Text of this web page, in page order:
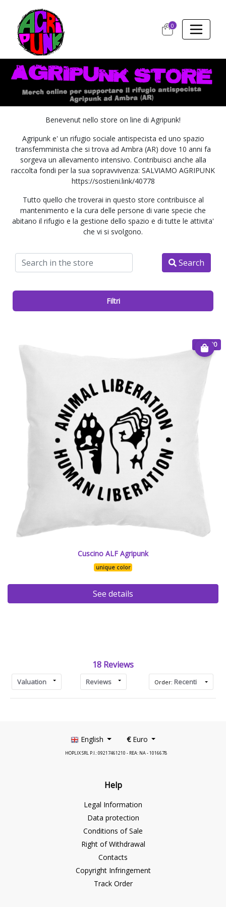
0
Benevenut nello store on line di Agripunk!
Agripunk e' un rifugio sociale antispecista ed uno spazio
transfemminista che si trova ad Ambra (AR) dove 10 anni fa
sorgeva un allevamento intensivo. Contribuisci anche alla
raccolta fondi per la sua sopravvivenza: SALVIAMO AGRIPUNK
https://sostieni.link/40778
Tutto quello che troverai in questo store contribuisce al
mantenimento e la cura delle persone di varie specie che
abitano il rifugio e la gestione dello spazio e di tutte le attivita'
che vi si svolgono.
Search
€ 25.00
Cuscino ALF Agripunk
unique color
See details
Filtri
18 Reviews
Valuation Reviews Order: Recenti
English €Euro
HOPLIX SRL P.I.: 09217461210 - REA: NA - 1016678
Help
Legal Information
Data protection
Conditions of Sale
Right of Withdrawal
Contacts
Copyright Infringement
Track Order